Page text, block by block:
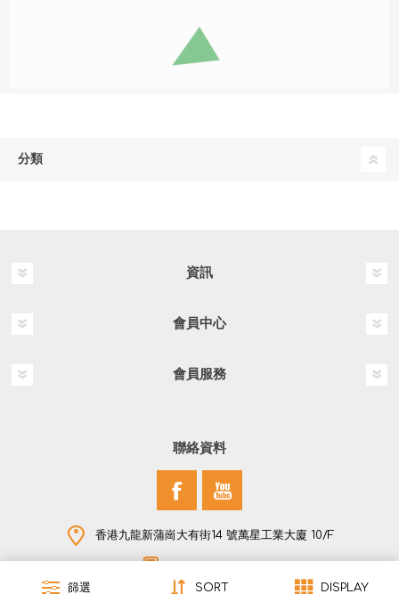
分類
資訊
會員中心
會員服務
聯絡資料
香港九龍新蒲崗大有街14 號萬星工業大廈 10/F
篩選
SORT DISPLAY